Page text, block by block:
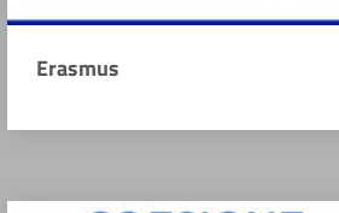
Erasmus